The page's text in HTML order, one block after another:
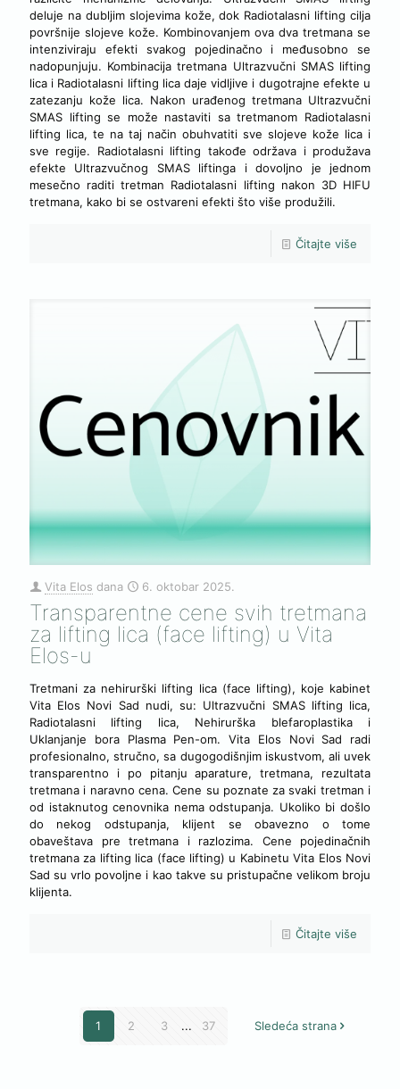
deluje na dubljim slojevima kože, dok Radiotalasni lifting cilja
površnije slojeve kože. Kombinovanjem ova dva tretmana se
intenziviraju efekti svakog pojedinačno i međusobno se
nadopunjuju. Kombinacija tretmana Ultrazvučni SMAS lifting
lica i Radiotalasni lifting lica daje vidljive i dugotrajne efekte u
zatezanju kože lica. Nakon urađenog tretmana Ultrazvučni
SMAS lifting se može nastaviti sa tretmanom Radiotalasni
lifting lica, te na taj način obuhvatiti sve slojeve kože lica i
sve regije. Radiotalasni lifting takođe održava i produžava
efekte Ultrazvučnog SMAS liftinga i dovoljno je jednom
mesečno raditi tretman Radiotalasni lifting nakon 3D HIFU
tretmana, kako bi se ostvareni efekti što više produžili.
Čitajte više
Vita Elos dana 6. oktobar 2025.
Transparentne cene svih tretmana
za lifting lica (face lifting) u Vita
Elos-u
Tretmani za nehirurški lifting lica (face lifting), koje kabinet
Vita Elos Novi Sad nudi, su: Ultrazvučni SMAS lifting lica,
Radiotalasni lifting lica, Nehirurška blefaroplastika i
Uklanjanje bora Plasma Pen-om. Vita Elos Novi Sad radi
profesionalno, stručno, sa dugogodišnjim iskustvom, ali uvek
transparentno i po pitanju aparature, tretmana, rezultata
tretmana i naravno cena. Cene su poznate za svaki tretman i
od istaknutog cenovnika nema odstupanja. Ukoliko bi došlo
do nekog odstupanja, klijent se obavezno o tome
obaveštava pre tretmana i razlozima. Cene pojedinačnih
tretmana za lifting lica (face lifting) u Kabinetu Vita Elos Novi
Sad su vrlo povoljne i kao takve su pristupačne velikom broju
klijenta.
Čitajte više
1 2 3 ... 37 Sledeća strana